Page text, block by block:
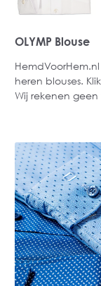
OLYMP Blouse
heren blouses.
Wij rekenen